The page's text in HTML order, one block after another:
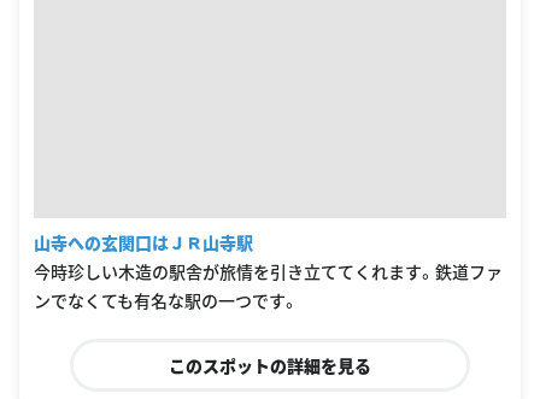
山寺への玄関口はＪＲ山寺駅
今時珍しい木造の駅舎が旅情を引き立ててくれます。鉄道ファ
ンでなくても有名な駅の一つです。
このスポットの詳細を見る